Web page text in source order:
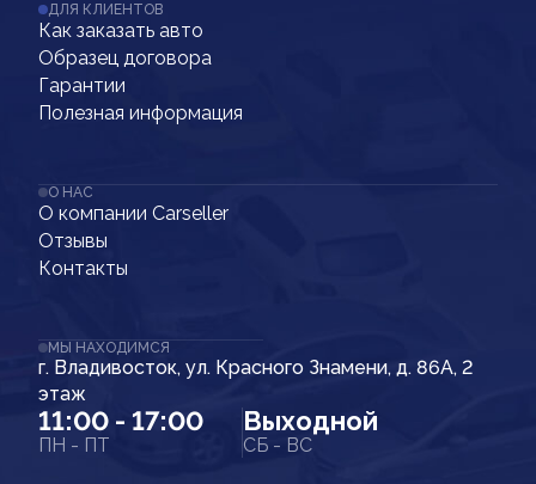
ДЛЯ КЛИЕНТОВ
Как заказать авто
Образец договора
Гарантии
Полезная информация
О НАС
О компании Carseller
Отзывы
Контакты
МЫ НАХОДИМСЯ
г. Владивосток, ул. Красного Знамени, д. 86А, 2
этаж
11:00 - 17:00
ПН - ПТ
Выходной
СБ - ВС